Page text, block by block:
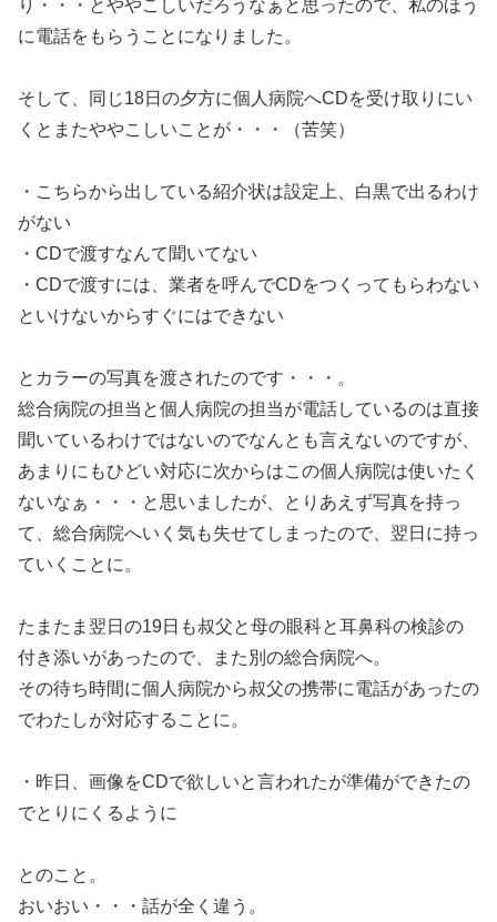
り・・・とややこしいだろうなぁと思ったので、私のほう
に電話をもらうことになりました。
そして、同じ18日の夕方に個人病院へCDを受け取りにい
くとまたややこしいことが・・・（苦笑）
・こちらから出している紹介状は設定上、白黒で出るわけ
がない
・CDで渡すなんて聞いてない
・CDで渡すには、業者を呼んでCDをつくってもらわない
といけないからすぐにはできない
とカラーの写真を渡されたのです・・・。
総合病院の担当と個人病院の担当が電話しているのは直接
聞いているわけではないのでなんとも言えないのですが、
あまりにもひどい対応に次からはこの個人病院は使いたく
ないなぁ・・・と思いましたが、とりあえず写真を持っ
て、総合病院へいく気も失せてしまったので、翌日に持っ
ていくことに。
たまたま翌日の19日も叔父と母の眼科と耳鼻科の検診の
付き添いがあったので、また別の総合病院へ。
その待ち時間に個人病院から叔父の携帯に電話があったの
でわたしが対応することに。
・昨日、画像をCDで欲しいと言われたが準備ができたの
でとりにくるように
とのこと。
おいおい・・・話が全く違う。